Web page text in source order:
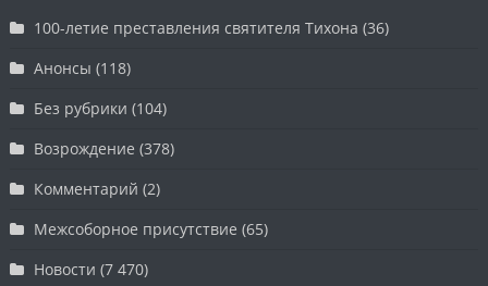
100-летие преставления святителя Тихона (36)
Анонсы (118)
Без рубрики (104)
Возрождение (378)
Комментарий (2)
Межсоборное присутствие (65)
Новости (7 470)